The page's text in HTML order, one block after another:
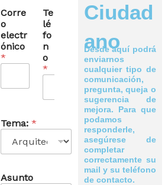
Corre
o
electr
ónico
*
r
e
Te
lé
fo
n
o
*
Tema:*
Asunto
Ciudad
ano
Desde aquí podrá
enviarnos
cualquier tipo de
comunicación,
pregunta, queja o
sugerencia de
mejora. Para que
podamos
responderle,
asegúrese de
completar
correctamente su
mail y su teléfono
de contacto.